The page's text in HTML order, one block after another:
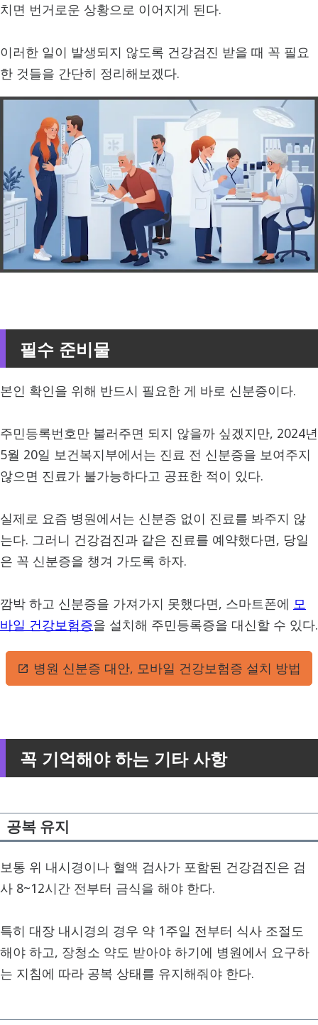
치면 번거로운 상황으로 이어지게 된다.
이러한 일이 발생되지 않도록 건강검진 받을 때 꼭 필요
한 것들을 간단히 정리해보겠다.
필수 준비물
본인 확인을 위해 반드시 필요한 게 바로 신분증이다.
주민등록번호만 불러주면 되지 않을까 싶겠지만, 2024년
5월 20일 보건복지부에서는 진료 전 신분증을 보여주지
않으면 진료가 불가능하다고 공표한 적이 있다.
실제로 요즘 병원에서는 신분증 없이 진료를 봐주지 않
는다. 그러니 건강검진과 같은 진료를 예약했다면, 당일
은 꼭 신분증을 챙겨 가도록 하자.
깜박 하고 신분증을 가져가지 못했다면, 스마트폰에 모
바일 건강보험증을 설치해 주민등록증을 대신할 수 있다.
병원 신분증 대안, 모바일 건강보험증 설치 방법
꼭 기억해야 하는 기타 사항
공복 유지
보통 위 내시경이나 혈액 검사가 포함된 건강검진은 검
사 8~12시간 전부터 금식을 해야 한다.
특히 대장 내시경의 경우 약 1주일 전부터 식사 조절도
해야 하고, 장청소 약도 받아야 하기에 병원에서 요구하
는 지침에 따라 공복 상태를 유지해줘야 한다.